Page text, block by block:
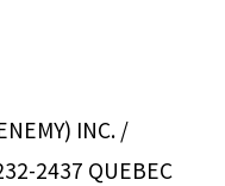
INC. /
2437 QUEBEC